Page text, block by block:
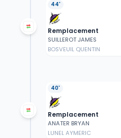
44'
Remplacement
SUILLEROT JAMES
BOSVEUIL QUENTIN
40'
Remplacement
ANATER BRYAN
LUNEL AYMERIC